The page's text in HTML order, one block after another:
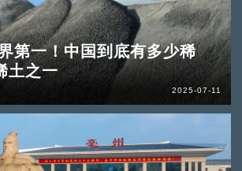
第一！中国到底有多少稀
土之一
2025-07-11